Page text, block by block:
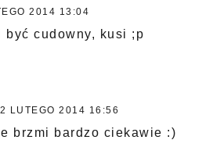
2014 13:04
być cudowny, kusi ;p
LUTEGO 2014 16:56
brzmi bardzo ciekawie :)